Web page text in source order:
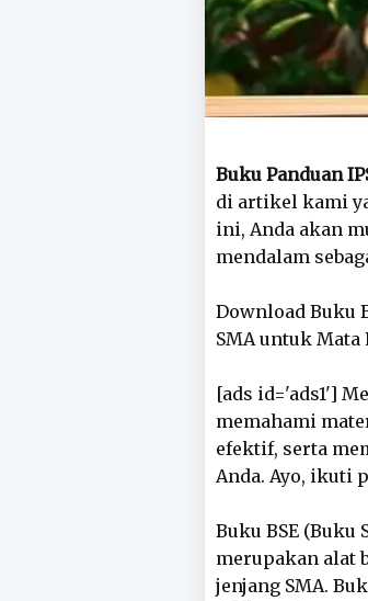
Buku Panduan
di artikel kami
ini, Anda akan
mendalam
Download Buku
SMA untuk Mata
[ads id='ads1']
memahami
efektif, serta
Anda. Ayo, ikuti
Buku BSE
merupakan alat
jenjang SMA.